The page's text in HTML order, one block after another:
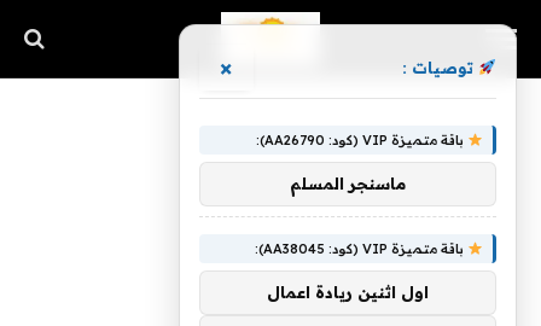
توصيات : ×
باقة متميزة VIP (كود: AA26790):
ماسنجر المسلم
باقة متميزة VIP (كود: AA38045):
اول اثنين ريادة اعمال